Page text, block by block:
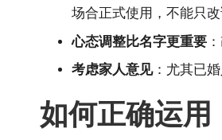
场合正式使用，不能只改
心态调整比名字更重要
考虑家人意见：尤其已
如何正确运用